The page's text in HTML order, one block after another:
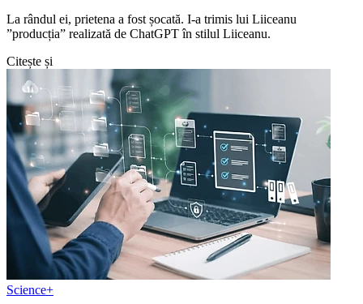
La rândul ei, prietena a fost șocată. I-a trimis lui Liiceanu
”producția” realizată de ChatGPT în stilul Liiceanu.
Citește și
Science+